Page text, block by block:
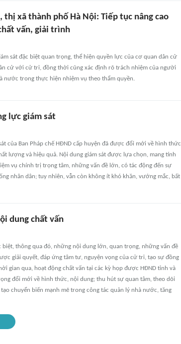
thị xã thành phố Hà Nội: Tiếp tục nâng cao
vấn, giải trình
sát đặc biệt quan trọng, thể hiện quyền lực của cơ quan dân cử
cử với cử tri, đồng thời cũng xác định rõ trách nhiệm của người
nước trong thực hiện nhiệm vụ theo thẩm quyền.
lực giám sát
của Ban Pháp chế HĐND cấp huyện đã được đổi mới về hình thức
lượng và hiệu quả. Nội dung giám sát được lựa chọn, mang tính
vụ chính trị trọng tâm, những vấn đề lớn, có tác động đến sự
nhân dân; tuy nhiên, vẫn còn không ít khó khăn, vướng mắc, bất
dung chất vấn
biệt, thông qua đó, những nội dung lớn, quan trọng, những vấn đề
giải quyết, đáp ứng tâm tư, nguyện vọng của cử tri, tạo sự đồng
gian qua, hoạt động chất vấn tại các kỳ họp được HĐND tỉnh và
đổi mới về hình thức, nội dung; thu hút sự quan tâm, theo dõi
chuyển biến mạnh mẽ trong công tác quản lý nhà nước, tăng